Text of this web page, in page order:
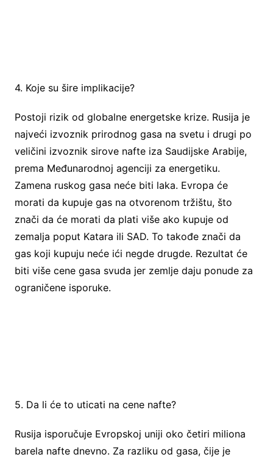
4. Koje su šire implikacije?
Postoji rizik od globalne energetske krize. Rusija je
najveći izvoznik prirodnog gasa na svetu i drugi po
veličini izvoznik sirove nafte iza Saudijske Arabije,
prema Međunarodnoj agenciji za energetiku.
Zamena ruskog gasa neće biti laka. Evropa će
morati da kupuje gas na otvorenom tržištu, što
znači da će morati da plati više ako kupuje od
zemalja poput Katara ili SAD. To takođe znači da
gas koji kupuju neće ići negde drugde. Rezultat će
biti više cene gasa svuda jer zemlje daju ponude za
ograničene isporuke.
5. Da li će to uticati na cene nafte?
Rusija isporučuje Evropskoj uniji oko četiri miliona
barela nafte dnevno. Za razliku od gasa, čije je